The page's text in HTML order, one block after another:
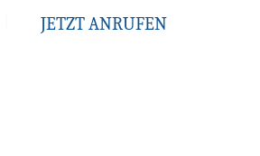
JETZT ANRUFEN